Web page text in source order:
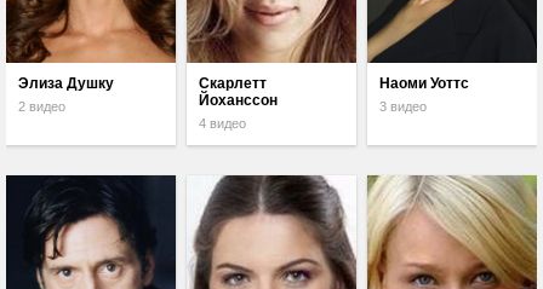
Элиза Душку
2 видео
Скарлетт
Йоханссон
4 видео
Наоми Уоттс
3 видео